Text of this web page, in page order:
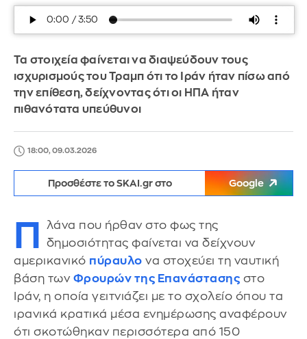
Τα στοιχεία φαίνεται να διαψεύδουν τους
ισχυρισμούς του Τραμπ ότι το Ιράν ήταν πίσω από
την επίθεση, δείχνοντας ότι οι ΗΠΑ ήταν
πιθανότατα υπεύθυνοι
18:00, 09.03.2026
Προσθέστε το SKAI.gr στο Google
Π
λάνα που ήρθαν στο φως της
δημοσιότητας φαίνεται να δείχνουν
αμερικανικό πύραυλο να στοχεύει τη ναυτική
βάση των Φρουρών της Επανάστασης στο
Ιράν, η οποία γειτνιάζει με το σχολείο όπου τα
ιρανικά κρατικά μέσα ενημέρωσης αναφέρουν
ότι σκοτώθηκαν περισσότερα από 150